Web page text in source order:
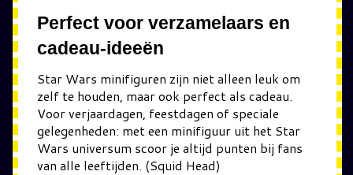
Perfect voor verzamelaars en
cadeau-ideeën
Star Wars minifiguren zijn niet alleen leuk om
zelf te houden, maar ook perfect als cadeau.
Voor verjaardagen, feestdagen of speciale
gelegenheden: met een minifiguur uit het Star
Wars universum scoor je altijd punten bij fans
van alle leeftijden. (Squid Head)